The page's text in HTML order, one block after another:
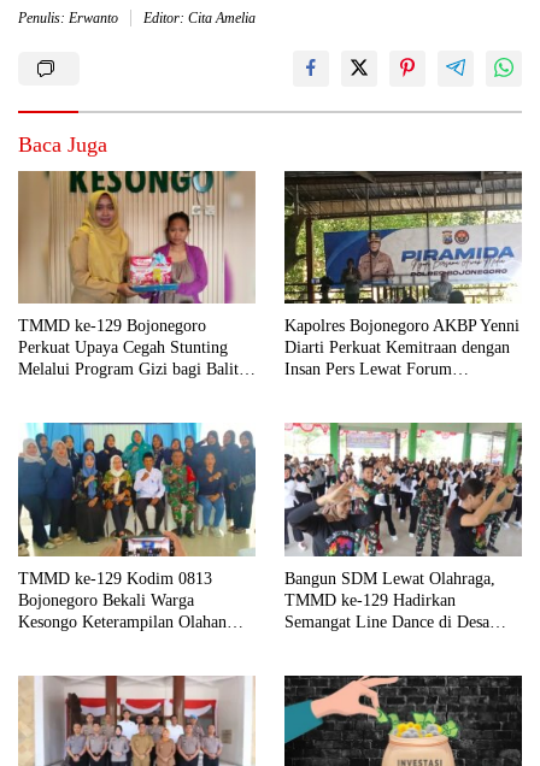
Penulis: Erwanto Editor: Cita Amelia
Baca Juga
TMMD ke-129 Bojonegoro
Perkuat Upaya Cegah Stunting
Melalui Program Gizi bagi Balita
Kapolres Bojonegoro AKBP Yenni
Diarti Perkuat Kemitraan dengan
Insan Pers Lewat Forum
TMMD ke-129 Kodim 0813
Bojonegoro Bekali Warga
Kesongo Keterampilan Olahan
Bangun SDM Lewat Olahraga,
TMMD ke-129 Hadirkan
Semangat Line Dance di Desa